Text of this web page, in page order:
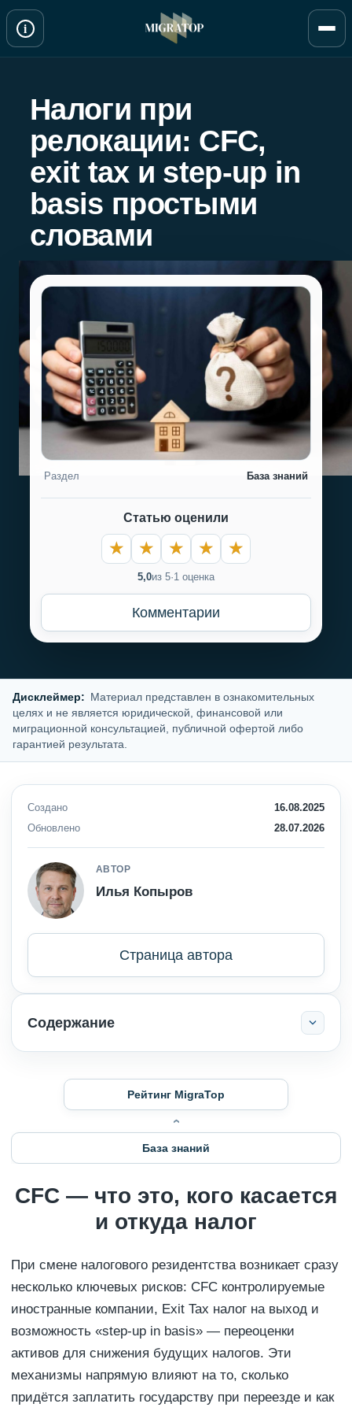
Перейти
i
Налоги при
релокации: CFC,
exit tax и step-up in
basis простыми
словами
Раздел База знаний
Статью оценили
5,0из 5·1 оценка
Комментарии
Дисклеймер: Материал представлен в ознакомительных
целях и не является юридической, финансовой или
миграционной консультацией, публичной офертой либо
гарантией результата.
Создано
16.08.2025
Обновлено
28.07.2026
АВТОР
Илья Копыров
Страница автора
Содержание
Рейтинг MigraTop
База знаний
CFC — что это, кого касается
и откуда налог
При смене налогового резидентства возникает сразу
несколько ключевых рисков: CFC контролируемые
иностранные компании, Exit Tax налог на выход и
возможность «step-up in basis» — переоценки
активов для снижения будущих налогов. Эти
механизмы напрямую влияют на то, сколько
придётся заплатить государству при переезде и как